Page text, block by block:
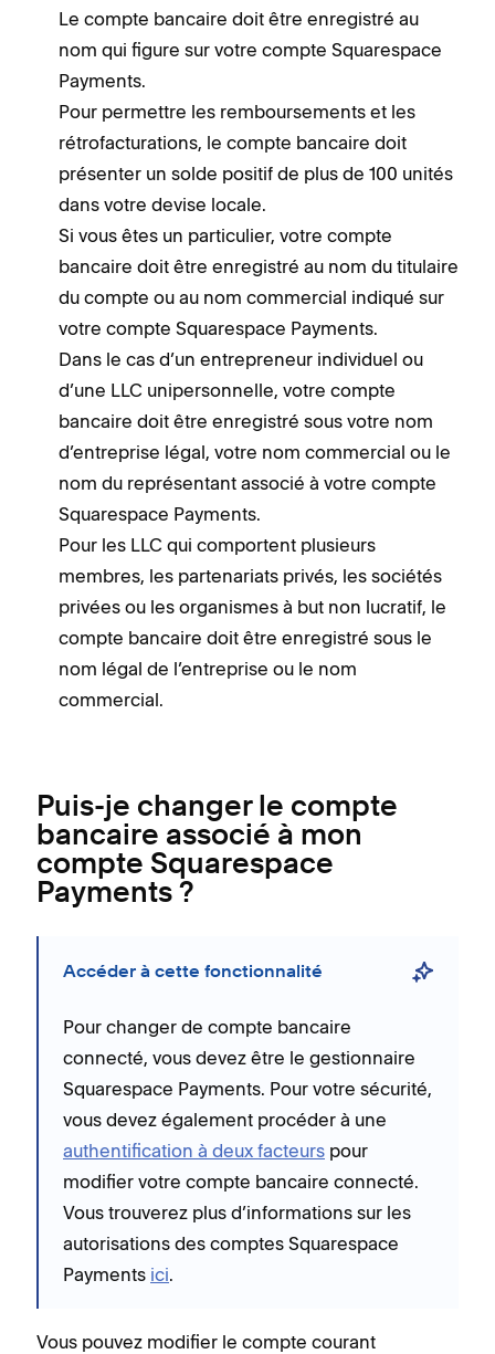
Le compte bancaire doit être enregistré au
nom qui figure sur votre compte Squarespace
Payments.
Pour permettre les remboursements et les
rétrofacturations, le compte bancaire doit
présenter un solde positif de plus de 100 unités
dans votre devise locale.
Si vous êtes un particulier, votre compte
bancaire doit être enregistré au nom du titulaire
du compte ou au nom commercial indiqué sur
votre compte Squarespace Payments.
Dans le cas d’un entrepreneur individuel ou
d’une LLC unipersonnelle, votre compte
bancaire doit être enregistré sous votre nom
d’entreprise légal, votre nom commercial ou le
nom du représentant associé à votre compte
Squarespace Payments.
Pour les LLC qui comportent plusieurs
membres, les partenariats privés, les sociétés
privées ou les organismes à but non lucratif, le
compte bancaire doit être enregistré sous le
nom légal de l’entreprise ou le nom
commercial.
Puis-je changer le compte
bancaire associé à mon
compte Squarespace
Payments ?
Accéder à cette fonctionnalité
Pour changer de compte bancaire
connecté, vous devez être le gestionnaire
Squarespace Payments. Pour votre sécurité,
vous devez également procéder à une
authentification à deux facteurs pour
modifier votre compte bancaire connecté.
Vous trouverez plus d’informations sur les
autorisations des comptes Squarespace
Payments ici.
Vous pouvez modifier le compte courant